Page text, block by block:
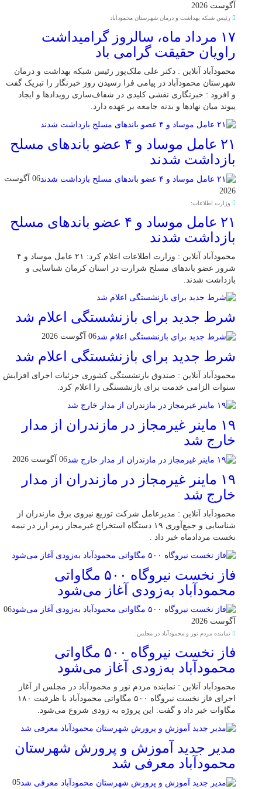
آگوست 2026
رئیس شبکه بهداشت و درمان شهرستان محمودآباد
۱۷ مرداد ماه، سالروز گرامیداشت
راویان حقیقت گرامی باد
محمودآباد آنلاین : دکتر علی ملک‌پور رئیس شبکه بهداشت و درمان
شهرستان محمودآباد در پیامی فرا رسیدن روز خبرنگار را تبریک گفت
و افزود : خبرنگاری نقشی کلیدی در شفاف‌سازی رویدادها و ایجاد
پیوند میان نهادها و بدنه جامعه بر عهده دارد.
۲۱ عامل موساد و ۴ عضو باند‌های مسلح
بازداشت شدند
06 آگوست
2026
وزارت اطلاعات:
۲۱ عامل موساد و ۴ عضو باند‌های مسلح
بازداشت شدند
محمودآباد آنلاین : وزارت اطلاعات اعلام کرد: ۲۱ عامل موساد و ۴
شرور عضو باند‌های مسلح شرارت در استان کرمان شناسایی و
بازداشت شدند.
شرط جدید برای بازنشستگی اعلام شد
06 آگوست 2026
شرط جدید برای بازنشستگی اعلام شد
محمودآباد آنلاین : صندوق بازنشستگی کشوری جزئیات اجرای افزایش
سنوات الزامی خدمت برای بازنشستگی را اعلام کرد.
۱۹ ماینر غیرمجاز در مازندران از مدار
خارج شد
06 آگوست 2026
۱۹ ماینر غیرمجاز در مازندران از مدار
خارج شد
محمودآباد آنلاین : مدیرعامل شرکت توزیع نیروی برق مازندران از
شناسایی و جمع‌آوری ۱۹ دستگاه استخراج غیرمجاز رمز ارز در نیمه
نخست مردادماه خبر داد .
فاز نخست نیروگاه ۵۰۰ مگاواتی
محمودآباد به‌زودی آغاز می‌شود
06
آگوست 2026
نماینده مردم نور و محمودآباد در مجلس:
فاز نخست نیروگاه ۵۰۰ مگاواتی
محمودآباد به‌زودی آغاز می‌شود
محمودآباد آنلاین : نماینده مردم نور و محمودآباد در مجلس از آغاز
اجرای فاز نخست نیروگاه ۵۰۰ مگاواتی محمودآباد با ظرفیت ۱۸۰
مگاوات خبر داد و گفت: این پروژه به زودی شروع می‌شود.
مدیر جدید آموزش و پرورش شهرستان
محمودآباد معرفی شد
05